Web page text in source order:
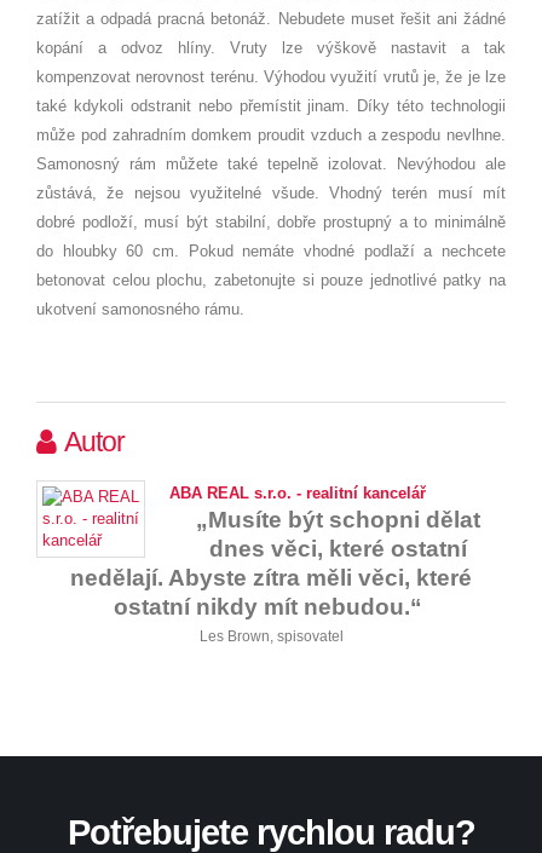
zatížit a odpadá pracná betonáž. Nebudete muset řešit ani žádné
kopání a odvoz hlíny. Vruty lze výškově nastavit a tak
kompenzovat nerovnost terénu. Výhodou využití vrutů je, že je lze
také kdykoli odstranit nebo přemístit jinam. Díky této technologii
může pod zahradním domkem proudit vzduch a zespodu nevlhne.
Samonosný rám můžete také tepelně izolovat. Nevýhodou ale
zůstává, že nejsou využitelné všude. Vhodný terén musí mít
dobré podloží, musí být stabilní, dobře prostupný a to minimálně
do hloubky 60 cm. Pokud nemáte vhodné podlaží a nechcete
betonovat celou plochu, zabetonujte si pouze jednotlivé patky na
ukotvení samonosného rámu.
Autor
ABA REAL s.r.o. - realitní kancelář
„Musíte být schopni dělat
dnes věci, které ostatní
nedělají. Abyste zítra měli věci, které
ostatní nikdy mít nebudou.“
Les Brown, spisovatel
Potřebujete rychlou radu?